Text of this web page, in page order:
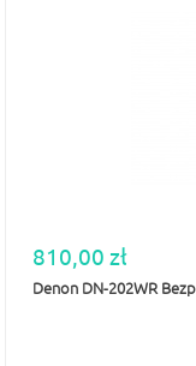
810,00 zł
Denon DN-202WR